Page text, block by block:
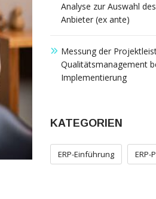
Analyse zur Auswahl
Anbieter (ex ante)
Messung der
Qualitätsmanagement
Implementierung
KATEGORIEN
ERP-Einführung ERP-